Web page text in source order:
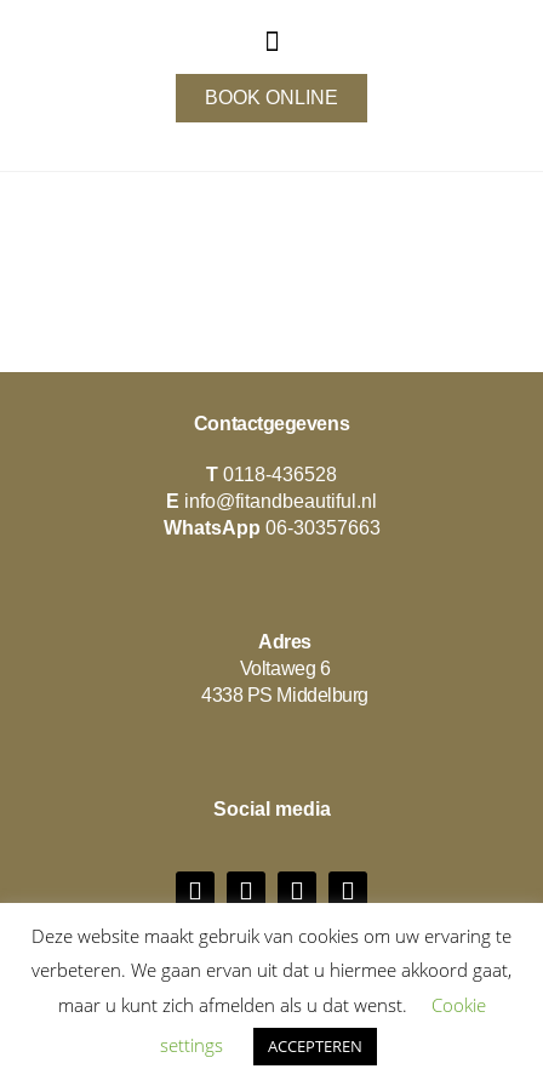
BOOK ONLINE
Contactgegevens
T 0118-436528
E info@fitandbeautiful.nl
WhatsApp 06-30357663
Adres
Voltaweg 6
4338 PS Middelburg
Social media
© copyright Fit & Beautiful
ALGEMENE VOORWAARDEN|PRIVACY BELEID
Deze website maakt gebruik van cookies om uw ervaring te
verbeteren. We gaan ervan uit dat u hiermee akkoord gaat,
maar u kunt zich afmelden als u dat wenst.
Cookie
settings
ACCEPTEREN